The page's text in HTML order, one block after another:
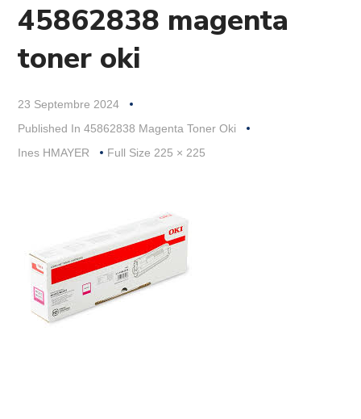
45862838 magenta
toner oki
23 Septembre 2024
Published In45862838 Magenta Toner Oki
Ines HMAYER
Full
Full Size 225 × 225